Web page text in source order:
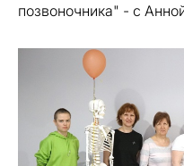
позвоночника" - с